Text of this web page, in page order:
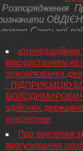
Розпорядження
Сакської
когенераційних
використанням
поновлюваних
- ПІДПРИЄМЦЮ
здійснює
енергетики
Про внесення
врегулювання